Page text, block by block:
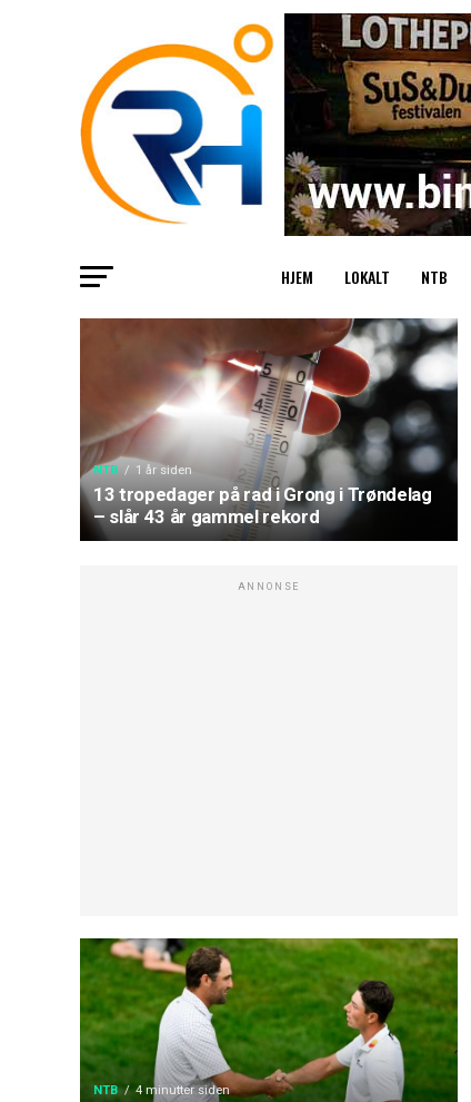
HJEM LOKALT NTB
NTB 1 år siden
13 tropedager på rad i Grong i Trøndelag
– slår 43 år gammel rekord
ANNONSE
NTB 4 minutter siden